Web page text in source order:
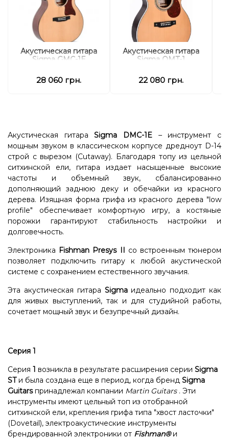
Акустическая гитара
Sigma GMC-1E
28 060 грн.
Акустическая гитара
Sigma OMT-1
22 080 грн.
Акустическая гитараSigma DMC-1E – инструмент с
мощным звуком в классическом корпусе дредноут D-14
строй с вырезом (Cutaway). Благодаря топу из цельной
ситхинской ели, гитара издает насыщенные высокие
частоты и объемный звук, сбалансированно
дополняющий заднюю деку и обечайки из красного
дерева. Изящная форма грифа из красного дерева "low
profile" обеспечивает комфортную игру, а костяные
порожки гарантируют стабильность настройки и
долговечность.
Электроника Fishman Presys II со встроенным тюнером
позволяет подключить гитару к любой акустической
системе с сохранением естественного звучания.
Эта акустическая гитара Sigmaидеально подходит как
для живых выступлений, так и для студийной работы,
сочетает мощный звук и безупречный дизайн.
Серия 1
Серия 1 возникла в результате расширения серии Sigma
STи была создана еще в период, когда бренд Sigma
Guitarsпринадлежал компании Martin Guitars. Эти
инструменты имеют цельный топ из отобранной
ситхинской ели, крепления грифа типа "хвост ласточки"
(Dovetail), электроакустические инструменты
брендированной электроники от Fishman®и